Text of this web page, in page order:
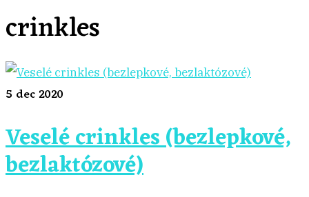
crinkles
5 dec 2020
Veselé crinkles (bezlepkové,
bezlaktózové)